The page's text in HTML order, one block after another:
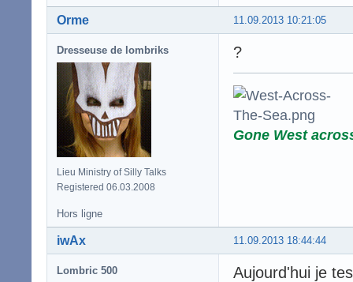
11.09.2013 10:21:05
Orme
Dresseuse de lombriks
Lieu Ministry of Silly Talks
Registered 06.03.2008
?
Gone West
Hors ligne
11.09.2013 18:44:44
iwAx
Lombric 500 Aujourd'hui je